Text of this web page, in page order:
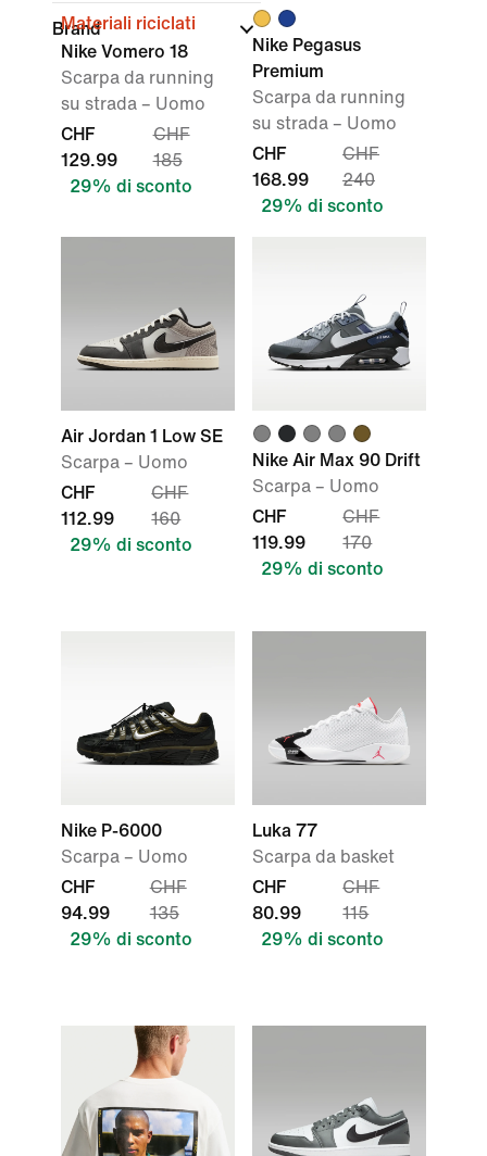
Brand
Materiali riciclati
Nike Vomero 18
Scarpa da running
su strada – Uomo
CHF
129.99
CHF
185
29% di sconto
Nike Pegasus
Premium
Scarpa da running
su strada – Uomo
CHF
168.99
CHF
240
29% di sconto
Air Jordan 1 Low SE
Scarpa – Uomo
CHF
112.99
CHF
160
29% di sconto
Nike Air Max 90 Drift
Scarpa – Uomo
CHF
119.99
CHF
170
29% di sconto
Nike P-6000
Scarpa – Uomo
CHF
94.99
CHF
135
29% di sconto
Luka 77
Scarpa da basket
CHF
80.99
CHF
115
29% di sconto